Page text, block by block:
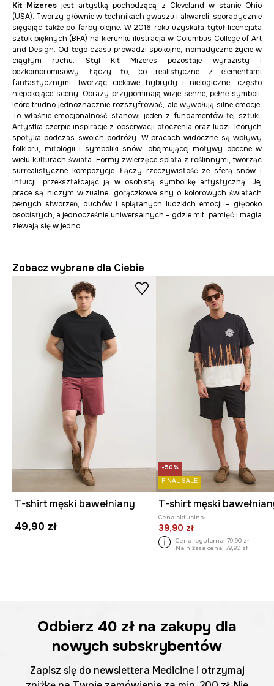
Kit Mizeresjest artystką pochodzącą z Cleveland w stanie Ohio
(USA). Tworzy głównie w technikach gwaszu i akwareli, sporadycznie
sięgając także po farby olejne. W 2016 roku uzyskała tytuł licencjata
sztuk pięknych (BFA) na kierunku ilustracja w Columbus College of Art
and Design. Od tego czasu prowadzi spokojne, nomadyczne życie w
ciągłym ruchu. Styl Kit Mizeres pozostaje wyrazisty i
bezkompromisowy. Łączy to, co realistyczne z elementami
fantastycznymi, tworząc ciekawe hybrydy i nielogiczne, często
niepokojące sceny. Obrazy przypominają wizje senne, pełne symboli,
które trudno jednoznacznie rozszyfrować, ale wywołują silne emocje.
To właśnie emocjonalność stanowi jeden z fundamentów tej sztuki.
Artystka czerpie inspiracje z obserwacji otoczenia oraz ludzi, których
spotyka podczas swoich podróży. W pracach widoczne są wpływy
folkloru, mitologii i symboliki snów, obejmującej motywy obecne w
wielu kulturach świata. Formy zwierzęce splata z roślinnymi, tworząc
surrealistyczne kompozycje. Łączy rzeczywistość ze sferą snów i
intuicji, przekształcając ją w osobistą symbolikę artystyczną. Jej
prace są niczym wizualne, gorączkowe sny o kolorowych światach
pełnych stworzeń, duchów i splątanych ludzkich emocji – głęboko
osobistych, a jednocześnie uniwersalnych – gdzie mit, pamięć i magia
zlewają się w jedno.
Zobacz wybrane dla Ciebie
T-shirt męski bawełniany
49,90 zł
-50%
FINAL SALE
T-shirt męski
Cena aktualna:
39,90 zł
Cena regularna: 79,90 zł
Najniższa cena: 79,90 zł
Odbierz 40 zł na zakupy dla
nowych subskrybentów
Zapisz się do newslettera Medicine i otrzymaj